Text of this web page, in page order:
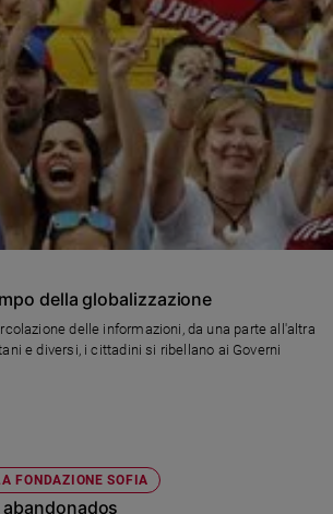
della globalizzazione
delle informazioni, da una parte all'altra
e diversi, i cittadini si ribellano ai Governi
FONDAZIONE SOFIA